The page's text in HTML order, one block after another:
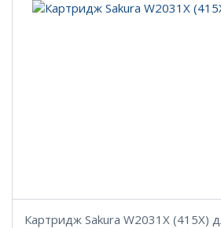
Картридж Sakura W2031X (415X)